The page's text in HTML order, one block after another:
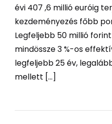
évi 407 ,6 millió euróig
kezdeményezés főbb
Legfeljebb 50 millió
mindössze 3 %-os
legfeljebb 25 év,
mellett [...]